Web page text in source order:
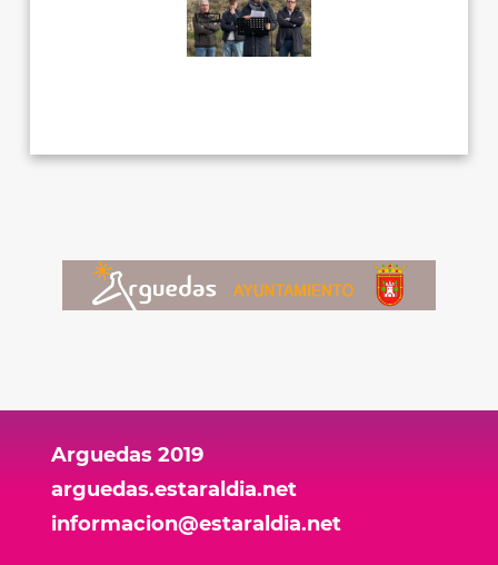
Arguedas 2019
arguedas.estaraldia.net
informacion@estaraldia.net